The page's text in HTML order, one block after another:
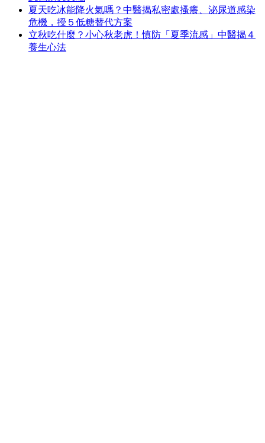
夏天吃冰能降火氣嗎？中醫揭私密處搔癢、泌尿道感染
危機，授５低糖替代方案
立秋吃什麼？小心秋老虎！慎防「夏季流感」中醫揭４
養生心法